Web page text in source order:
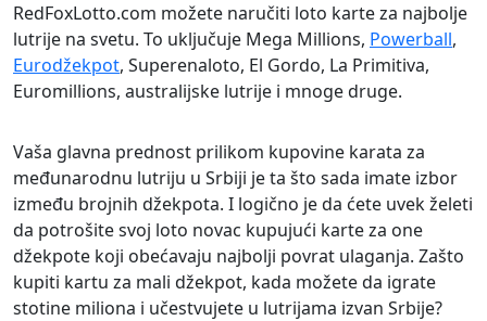
RedFoxLotto.com možete naručiti loto karte za najbolje
lutrije na svetu. To uključuje Mega Millions, Powerball,
Eurodžekpot, Superenaloto, El Gordo, La Primitiva,
Euromillions, australijske lutrije i mnoge druge.
Vaša glavna prednost prilikom kupovine karata za
međunarodnu lutriju u Srbiji je ta što sada imate izbor
između brojnih džekpota. I logično je da ćete uvek želeti
da potrošite svoj loto novac kupujući karte za one
džekpote koji obećavaju najbolji povrat ulaganja. Zašto
kupiti kartu za mali džekpot, kada možete da igrate
stotine miliona i učestvujete u lutrijama izvan Srbije?